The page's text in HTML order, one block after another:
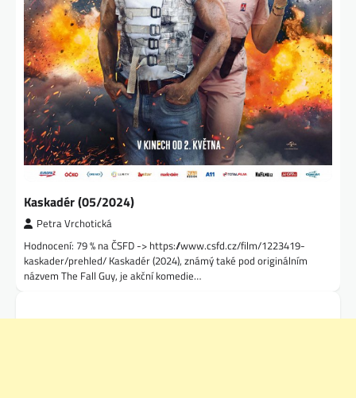
Kaskadér (05/2024)
Petra Vrchotická
Hodnocení: 79 % na ČSFD -> https://www.csfd.cz/film/1223419-
kaskader/prehled/ Kaskadér (2024), známý také pod originálním
názvem The Fall Guy, je akční komedie…